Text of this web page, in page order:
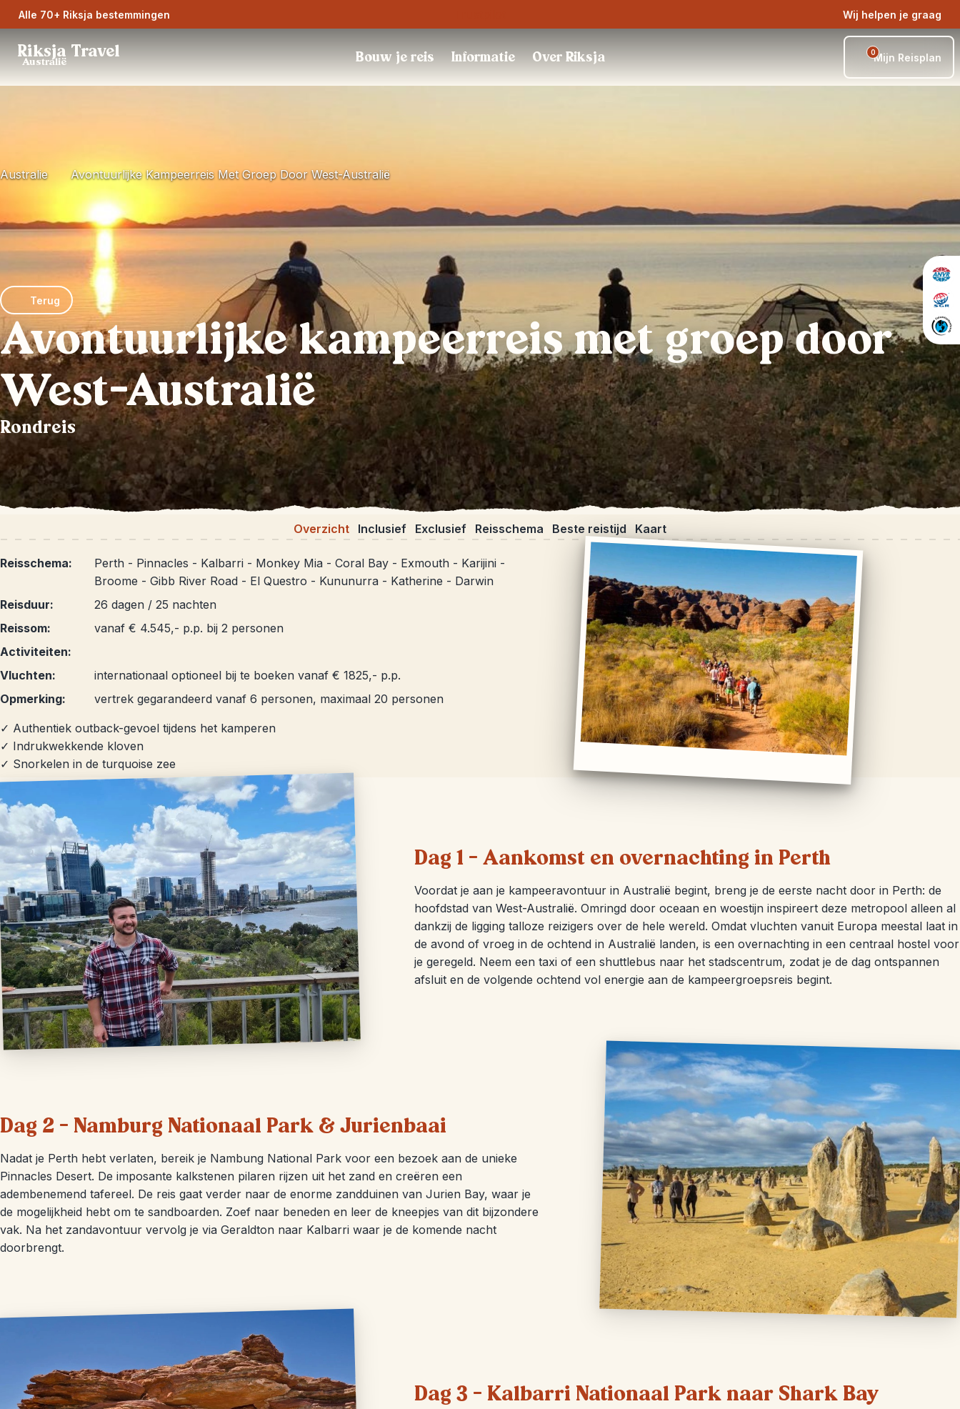
Alle 70+ Riksja bestemmingen Wij helpen je graag
Riksja Travel
Australië Bouw je reis Informatie Over Riksja 0Mijn Reisplan
Australie Avontuurlijke Kampeerreis Met Groep Door West-Australië
Terug
Avontuurlijke kampeerreis met groep door
West-Australië
Rondreis
Overzicht Inclusief Exclusief Reisschema Beste reistijd Kaart
Reisschema:
Perth - Pinnacles - Kalbarri - Monkey Mia - Coral Bay - Exmouth - Karijini -
Broome - Gibb River Road - El Questro - Kununurra - Katherine - Darwin
Reisduur:
26 dagen / 25 nachten
Reissom:
vanaf € 4.545,- p.p. bij 2 personen
Activiteiten:
Vluchten:
internationaal optioneel bij te boeken vanaf € 1825,- p.p.
Opmerking:
vertrek gegarandeerd vanaf 6 personen, maximaal 20 personen
✓ Authentiek outback-gevoel tijdens het kamperen
✓ Indrukwekkende kloven
✓ Snorkelen in de turquoise zee
Dag 1 – Aankomst en overnachting in Perth
Voordat je aan je kampeeravontuur in Australië begint, breng je de eerste nacht door in Perth: de
hoofdstad van West-Australië. Omringd door oceaan en woestijn inspireert deze metropool alleen al
dankzij de ligging talloze reizigers over de hele wereld. Omdat vluchten vanuit Europa meestal laat in
de avond of vroeg in de ochtend in Australië landen, is een overnachting in een centraal hostel voor
je geregeld. Neem een ​​taxi of een shuttlebus naar het stadscentrum, zodat je de dag ontspannen
afsluit en de volgende ochtend vol energie aan de kampeergroepsreis begint.
Dag 2 – Namburg Nationaal Park & ​​Jurienbaai
Nadat je Perth hebt verlaten, bereik je Nambung National Park voor een bezoek aan de unieke
Pinnacles Desert. De imposante kalkstenen pilaren rijzen uit het zand en creëren een
adembenemend tafereel. De reis gaat verder naar de enorme zandduinen van Jurien Bay, waar je
de mogelijkheid hebt om te sandboarden. Zoef naar beneden en leer de kneepjes van dit bijzondere
vak. Na het zandavontuur vervolg je via Geraldton naar Kalbarri waar je de komende nacht
doorbrengt.
Dag 3 – Kalbarri Nationaal Park naar Shark Bay